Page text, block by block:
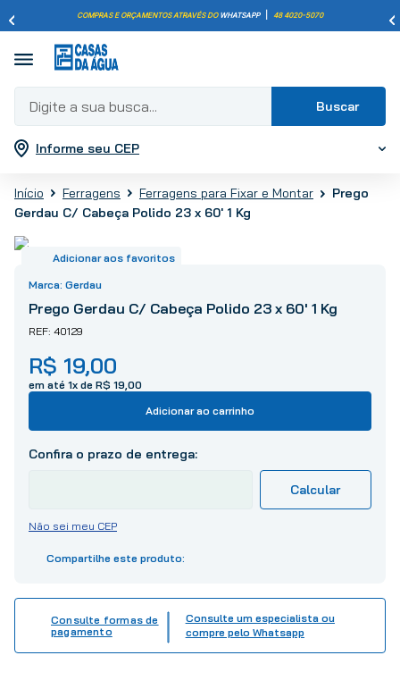
COMPRAS E ORÇAMENTOS ATRAVÉS DOWHATSAPP 48 4020-5070
Digite a sua busca...
Informe seu CEP
Ferragens Ferragens para Fixar e Montar
Prego
Gerdau C/ Cabeça Polido 23 x 60' 1 Kg
Gerdau
Prego Gerdau C/ Cabeça Polido 23 x 60' 1 Kg
40129
R$ 19,00
em até 1x de R$ 19,00
Adicionar ao carrinho
Não sei meu CEP
Consulte formas de
pagamento
Consulte um especialista ou
compre pelo Whatsapp
Termos mais buscados
2
porcelanato
º
revestimento
5º
vaso sanitário
6º
torneira
7º
cimento
8º
chuveiro
9 º
telha